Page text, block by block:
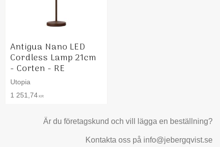
Antigua Nano LED
Cordless Lamp 21cm
- Corten - RE
Utopia
1 251,74 KR
Är du företagskund och vill lägga en beställning?
Kontakta oss på info@jebergqvist.se